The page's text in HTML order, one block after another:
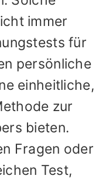
immer
für
persönliche
einheitliche,
zur
bieten.
Fragen oder
Test,